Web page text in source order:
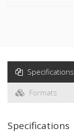
Specifications
Formats
Specifications